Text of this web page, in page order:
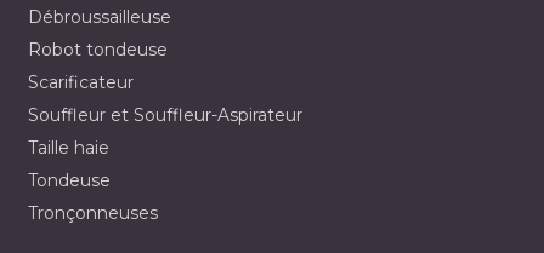
Débroussailleuse
Robot tondeuse
Scarificateur
Souffleur et Souffleur-Aspirateur
Taille haie
Tondeuse
Tronçonneuses